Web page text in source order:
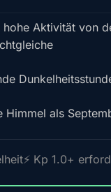
hohe Aktivität von
Himmel als
⚡ Kp 1.0+